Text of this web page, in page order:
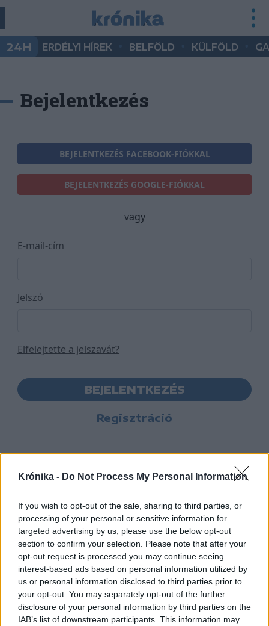
Krónika - Do Not Process My Personal Information
If you wish to opt-out of the sale, sharing to third parties, or
processing of your personal or sensitive information for
targeted advertising by us, please use the below opt-out
section to confirm your selection. Please note that after your
opt-out request is processed you may continue seeing
interest-based ads based on personal information utilized by
us or personal information disclosed to third parties prior to
your opt-out. You may separately opt-out of the further
disclosure of your personal information by third parties on the
IAB’s list of downstream participants. This information may
24H ERDÉLYI HÍREK BELFÖLD KÜLFÖLD
Bejelentkezés
BEJELENTKEZÉS FACEBOOK-FIÓKKAL
BEJELENTKEZÉS GOOGLE-FIÓKKAL
vagy
E-mail-cím
Jelszó
Elfelejtette a jelszavát?
BEJELENTKEZÉS
Regisztráció
Hasznos
Impresszum
Szerzői jogok